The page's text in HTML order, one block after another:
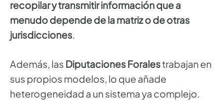
recopilar y transmitir información que a
menudo depende de la matriz o de otras
jurisdicciones.
Además, las Diputaciones Foralestrabajan en
sus propios modelos, lo que añade
heterogeneidad a un sistema ya complejo.